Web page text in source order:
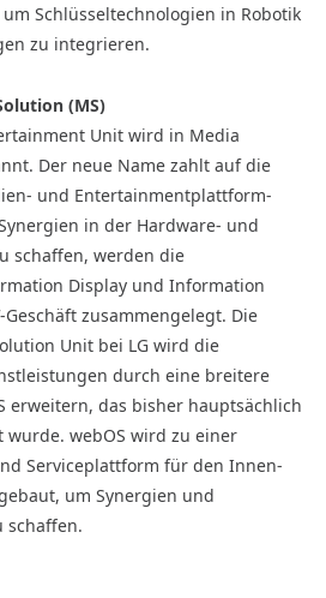
Schlüsseltechnologien in Robotik
zu integrieren.
(MS)
Unit wird in Media
Der neue Name zahlt auf die
und Entertainmentplattform-
in der Hardware- und
schaffen, werden die
Display und Information
zusammengelegt. Die
Unit bei LG wird die
durch eine breitere
erweitern, das bisher hauptsächlich
wurde. webOS wird zu einer
Serviceplattform für den Innen-
um Synergien und
schaffen.